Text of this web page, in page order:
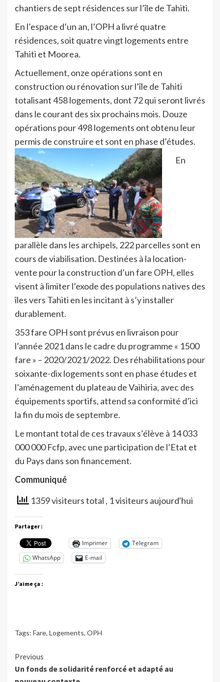
chantiers de sept résidences sur l’île de Tahiti.
En l’espace d’un an, l’OPH a livré quatre
résidences, soit quatre vingt logements entre
Tahiti et Moorea.
Actuellement, onze opérations sont en
construction ou rénovation sur l’île de Tahiti
totalisant 458 logements, dont 72 qui seront livrés
dans le courant des six prochains mois. Douze
opérations pour 498 logements ont obtenu leur
permis de construire et sont en phase d’études.
En
parallèle dans les archipels, 222 parcelles sont en
cours de viabilisation. Destinées à la location-
vente pour la construction d’un fare OPH, elles
visent à limiter l’exode des populations natives des
îles vers Tahiti en les incitant à s’y installer
durablement.
353 fare OPH sont prévus en livraison pour
l’année 2021 dans le cadre du programme « 1500
fare » – 2020/2021/2022. Des réhabilitations pour
soixante-dix logements sont en phase études et
l’aménagement du plateau de Vaihiria, avec des
équipements sportifs, attend sa conformité d’ici
la fin du mois de septembre.
Le montant total de ces travaux s’élève à 14 033
000 000 Fcfp, avec une participation de l’Etat et
du Pays dans son financement.
Communiqué
1359 visiteurs total , 1 visiteurs aujourd'hui
Partager :
Imprimer
Telegram
WhatsApp
E-mail
J’aime ça :
Tags: Fare, Logements, OPH
Continue
Reading
Previous
Un fonds de solidarité renforcé et adapté au